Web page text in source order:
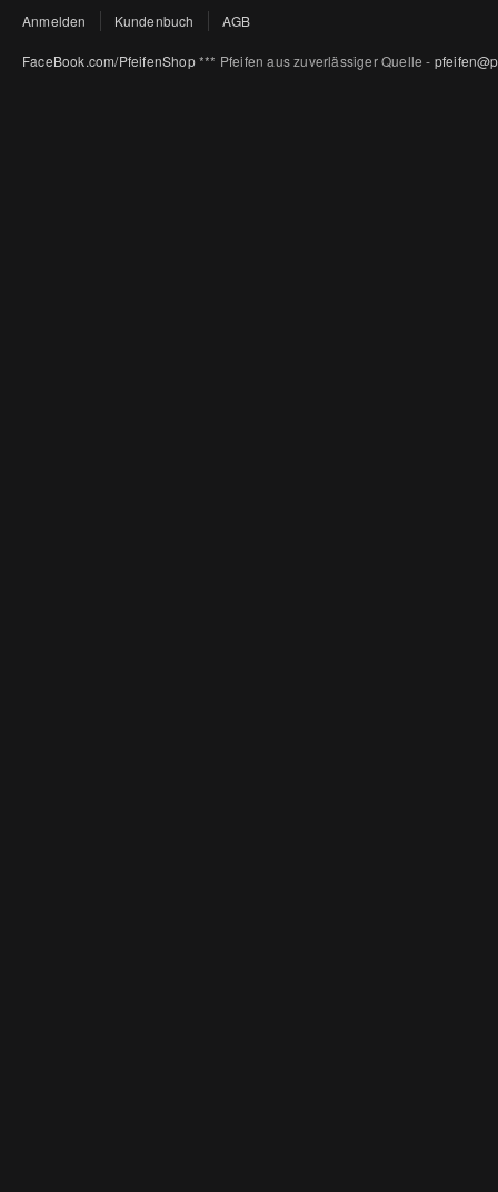
Anmelden Kundenbuch AGB
FaceBook.com/PfeifenShop*** Pfeifen aus zuverlässiger Quelle -